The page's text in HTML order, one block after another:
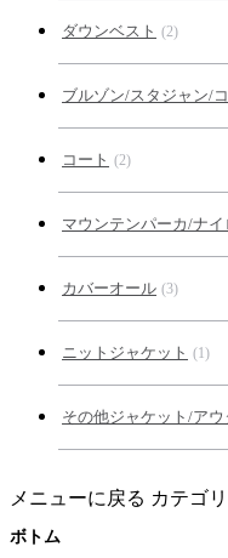
ダウンベスト (2)
ブルゾン/スタジャン/
コート (2)
マウンテンパーカ/ナイ
カバーオール (3)
ニットジャケット (1)
その他ジャケット/アウ
メニューに戻る カテゴ
ボトム